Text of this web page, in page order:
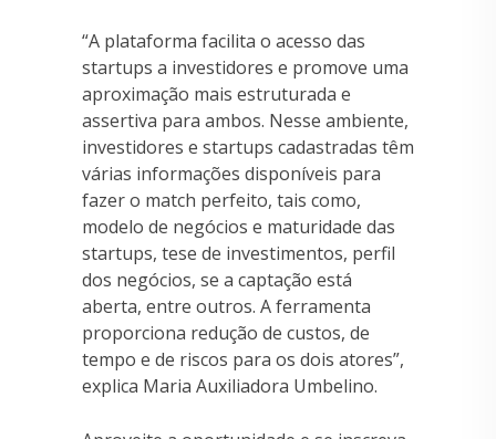
“A plataforma facilita o acesso das
startups a investidores e promove uma
aproximação mais estruturada e
assertiva para ambos. Nesse ambiente,
investidores e startups cadastradas têm
várias informações disponíveis para
fazer o match perfeito, tais como,
modelo de negócios e maturidade das
startups, tese de investimentos, perfil
dos negócios, se a captação está
aberta, entre outros. A ferramenta
proporciona redução de custos, de
tempo e de riscos para os dois atores”,
explica Maria Auxiliadora Umbelino.